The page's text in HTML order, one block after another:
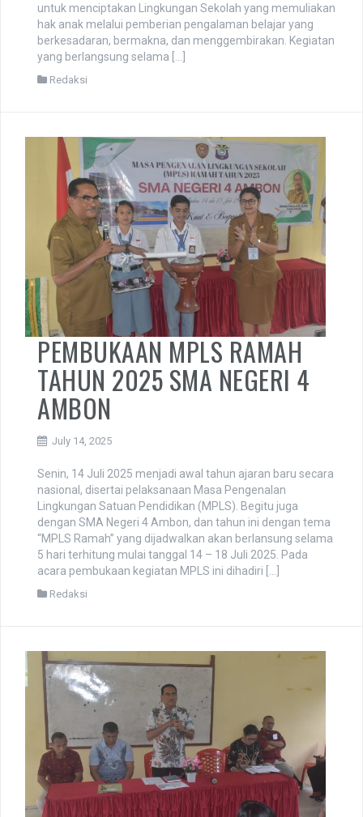
untuk menciptakan Lingkungan Sekolah yang memuliakan
hak anak melalui pemberian pengalaman belajar yang
berkesadaran, bermakna, dan menggembirakan. Kegiatan
yang berlangsung selama […]
Redaksi
PEMBUKAAN MPLS RAMAH
TAHUN 2025 SMA NEGERI 4
AMBON
July 14, 2025
Senin, 14 Juli 2025 menjadi awal tahun ajaran baru secara
nasional, disertai pelaksanaan Masa Pengenalan
Lingkungan Satuan Pendidikan (MPLS). Begitu juga
dengan SMA Negeri 4 Ambon, dan tahun ini dengan tema
“MPLS Ramah” yang dijadwalkan akan berlansung selama
5 hari terhitung mulai tanggal 14 – 18 Juli 2025. Pada
acara pembukaan kegiatan MPLS ini dihadiri […]
Redaksi